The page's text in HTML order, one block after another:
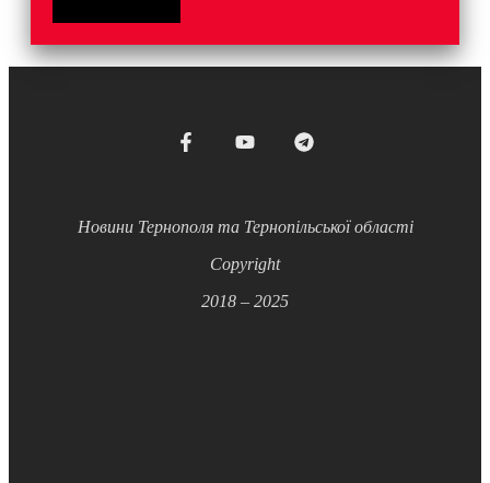
Новини Тернополя та Тернопільської області
Copyright
2018 – 2025